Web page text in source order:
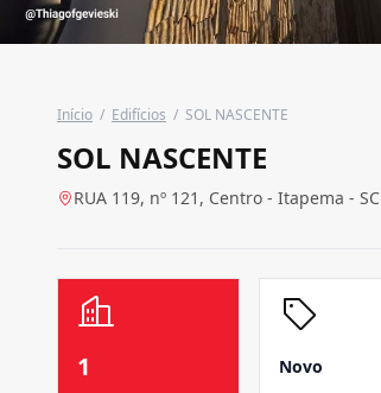
Início / Edifícios / SOL NASCENTE
SOL NASCENTE
RUA 119, nº 121, Centro - Itapema - SC
1 Novo